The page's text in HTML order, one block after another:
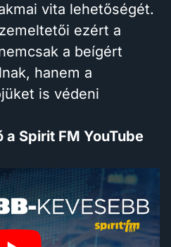
vita lehetőségét.
ezért a
a beígért
hanem a
is védeni
a Spirit FM YouTube